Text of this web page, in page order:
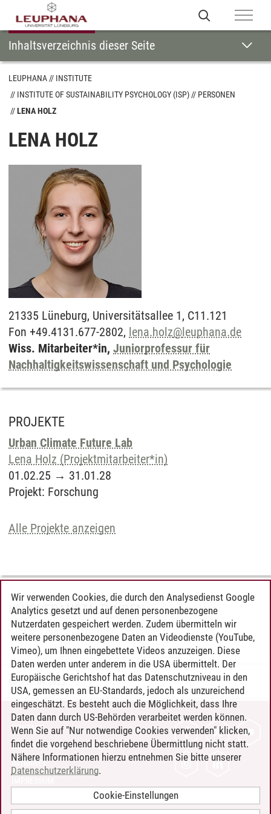
Inhaltsverzeichnis dieser Seite
LEUPHANA
INSTITUTE
INSTITUTE OF SUSTAINABILITY PSYCHOLOGY (ISP)
PERSONEN
LENA HOLZ
LENA HOLZ
21335 Lüneburg, Universitätsallee 1, C11.121
Fon +49.4131.677-2802, lena.holz@leuphana.de
Wiss. Mitarbeiter*in, Juniorprofessur für
Nachhaltigkeitswissenschaft und Psychologie
PROJEKTE
Urban Climate Future Lab
Lena Holz (Projektmitarbeiter*in)
01.02.25 → 31.01.28
Projekt: Forschung
Alle Projekte anzeigen
LEHRVERANSTALTUNGEN
Keine Veranstaltungen gefunden.
ISP/23.09.2025
KONTAKT
LEUPHANA ALS ARBEITGEBER
INTRANET
Wir verwenden Cookies, die durch den Analysedienst Google
Analytics gesetzt und auf denen personenbezogene
Nutzerdaten gespeichert werden. Zudem übermitteln wir
weitere personenbezogene Daten an Videodienste (YouTube,
Vimeo), um Ihnen eingebettete Videos anzuzeigen. Diese
Daten werden unter anderem in die USA übermittelt. Der
Europäische Gerichtshof hat das Datenschutzniveau in den
USA, gemessen an EU-Standards, jedoch als unzureichend
eingeschätzt. Es besteht auch die Möglichkeit, dass Ihre
Daten dann durch US-Behörden verarbeitet werden können.
Wenn Sie auf "Nur notwendige Cookies verwenden" klicken,
findet die vorgehend beschriebene Übermittlung nicht statt.
Nähere Informationen hierzu entnehmen Sie bitte unserer
Datenschutzerklärung.
Cookie-Einstellungen